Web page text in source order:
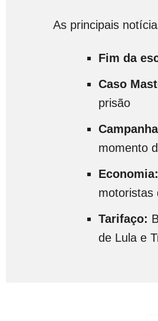
As principais
Fim da
Caso
prisão
momento
Economia:
motoristas
Tarifaço:
de Lula e